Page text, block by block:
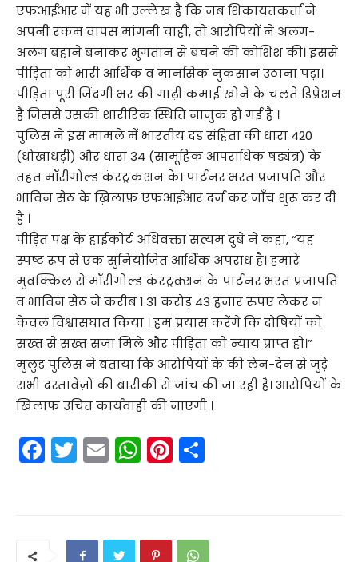
एफआईआर में यह भी उल्लेख है कि जब शिकायतकर्ता ने
अपनी रकम वापस मांगनी चाही, तो आरोपियों ने अलग-
अलग बहाने बनाकर भुगतान से बचने की कोशिश की। इससे
पीड़िता को भारी आर्थिक व मानसिक नुकसान उठाना पड़ा।
पीड़िता पूरी जिंदगी भर की गाढ़ी कमाई खोने के चलते डिप्रेशन
है जिससे उसकी शारीरिक स्थिति नाजुक हो गई है ।
पुलिस ने इस मामले में भारतीय दंड संहिता की धारा 420
(धोखाधड़ी) और धारा 34 (सामूहिक आपराधिक षड्यंत्र) के
तहत मॉरीगोल्ड कंस्ट्रकशन के। पार्टनर भरत प्रजापति और
भाविन सेठ के ख़िलाफ़ एफआईआर दर्ज कर जाँच शुरू कर दी
है ।
पीड़ित पक्ष के हाईकोर्ट अधिवक्ता सत्यम दुबे ने कहा, “यह
स्पष्ट रूप से एक सुनियोजित आर्थिक अपराध है। हमारे
मुवक्किल से मॉरीगोल्ड कंस्ट्रक्शन के पार्टनर भरत प्रजापति
व भाविन सेठ ने करीब 1.31 करोड़ 43 हजार रुपए लेकर न
केवल विश्वासघात किया । हम प्रयास करेंगे कि दोषियों को
सख्त से सख्त सजा मिले और पीड़िता को न्याय प्राप्त हो।”
मुलुड पुलिस ने बताया कि आरोपियों के की लेन-देन से जुड़े
सभी दस्तावेज़ों की बारीकी से जांच की जा रही है। आरोपियों के
खिलाफ उचित कार्यवाही की जाएगी ।
F
a
T
w
E
m
W
h
A
Pi
nt
st